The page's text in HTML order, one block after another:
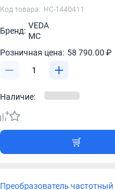
Код товара: НС-1440411
Бренд:
VEDA
MC
Розничная цена: 58 790.00 ₽
Наличие:
Преобразователь частотный